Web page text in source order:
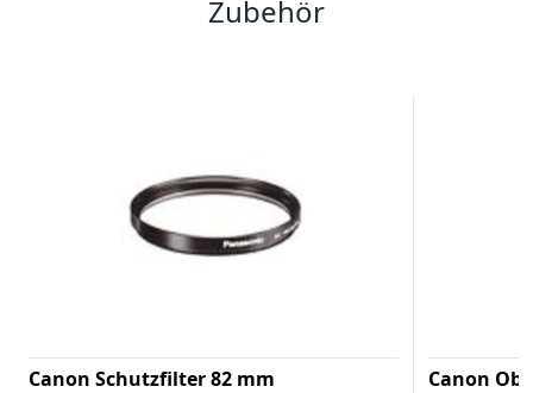
Zubehör
Canon Schutzfilter 82 mm Canon